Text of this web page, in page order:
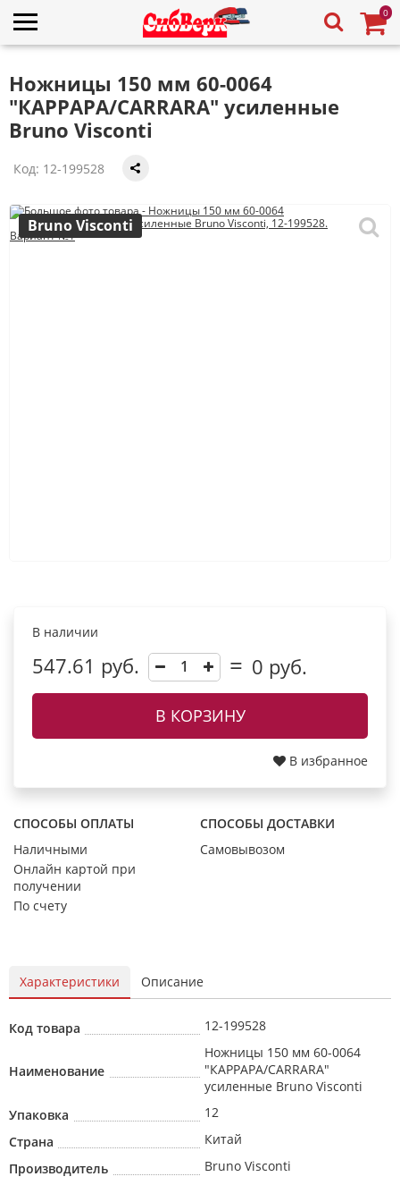
0
Ножницы 150 мм 60-0064
"КАРРАРА/CARRARA" усиленные
Bruno Visconti
Код: 12-199528
Bruno Visconti
В наличии
547.61 руб. 0 руб.
В КОРЗИНУ
В избранное
СПОСОБЫ ОПЛАТЫ
Наличными
Онлайн картой при
получении
По счету
СПОСОБЫ ДОСТАВКИ
Самовывозом
Характеристики Описание
Код товара 12-199528
Наименование
Ножницы 150 мм 60-0064
"КАРРАРА/CARRARA"
усиленные Bruno Visconti
Упаковка
12
Страна
Китай
Производитель
Bruno Visconti